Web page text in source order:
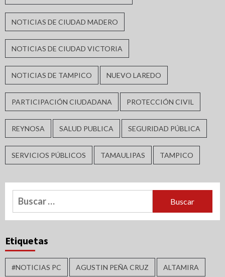
NOTICIAS DE CIUDAD MADERO
NOTICIAS DE CIUDAD VICTORIA
NOTICIAS DE TAMPICO NUEVO LAREDO
PARTICIPACIÓN CIUDADANA PROTECCIÓN CIVIL
REYNOSA SALUD PUBLICA SEGURIDAD PÚBLICA
SERVICIOS PÚBLICOS TAMAULIPAS TAMPICO
Buscar:
Etiquetas
#NOTICIAS PC AGUSTIN PEÑA CRUZ ALTAMIRA